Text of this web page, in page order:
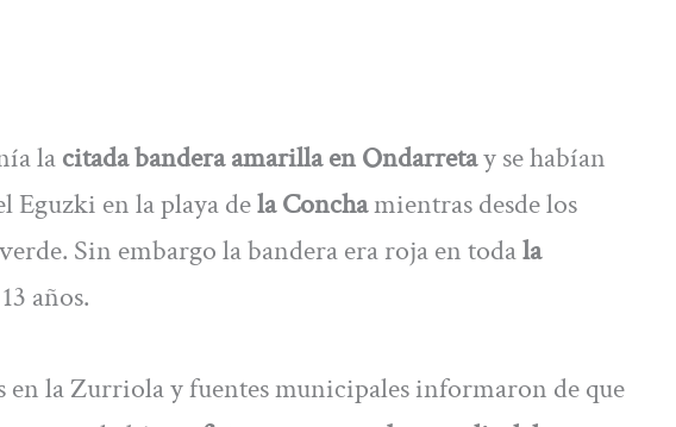
lacitada bandera amarilla en Ondarretay se habían
Eguzki en la playa dela Conchamientras desde los
Sin embargo la bandera era roja en todala
años.
en la Zurriola y fuentes municipales informaron de que